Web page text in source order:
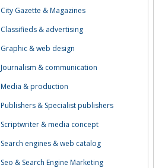
City Gazette & Magazines
Classifieds & advertising
Graphic & web design
Journalism & communication
Media & production
Publishers & Specialist publishers
Scriptwriter & media concept
Search engines & web catalog
Seo & Search Engine Marketing